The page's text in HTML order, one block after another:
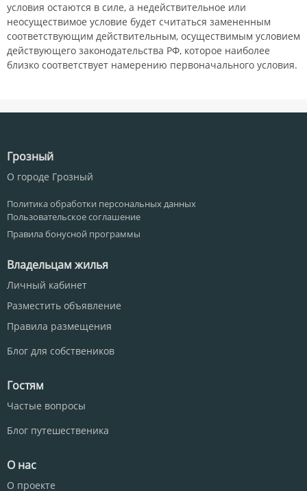
условия остаются в силе, а недействительное или
неосуществимое условие будет считаться замененным
соответствующим действительным, осуществимым условием
действующего законодательства РФ, которое наиболее
близко соответствует намерению первоначального условия.
Грозный
О городе Грозный
Политика обработки персональных данных
Пользовательское соглашение
Правила бонусной программы
Владельцам жилья
Личный кабинет
Разместить объявление
Правила размещения
Блог для собствеников
Гостям
Частые вопросы
Блог путешественика
О нас
О проекте